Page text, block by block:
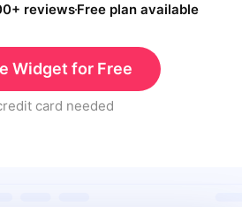
reviewsFree plan available
Widget for Free
card needed